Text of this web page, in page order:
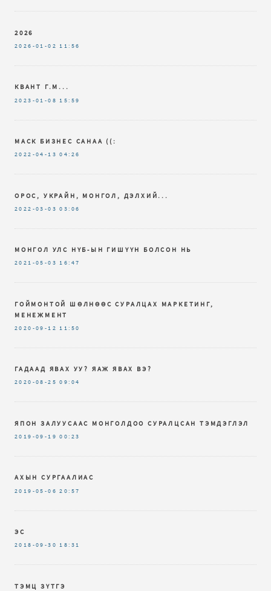
2026
2026-01-02 11:56
КВАНТ Г.М...
2023-01-08 15:59
МАСК БИЗНЕС САНАА ((:
2022-04-13 04:26
ОРОС, УКРАЙН, МОНГОЛ, ДЭЛХИЙ...
2022-03-03 03:06
МОНГОЛ УЛС НҮБ-ЫН ГИШҮҮН БОЛСОН НЬ
2021-05-03 16:47
ГОЙМОНТОЙ ШӨЛНӨӨС СУРАЛЦАХ МАРКЕТИНГ,
МЕНЕЖМЕНТ
2020-09-12 11:50
ГАДААД ЯВАХ УУ? ЯАЖ ЯВАХ ВЭ?
2020-08-25 09:04
ЯПОН ЗАЛУУСААС МОНГОЛДОО СУРАЛЦСАН ТЭМДЭГЛЭЛ
2019-09-19 00:23
АХЫН СУРГААЛИАС
2019-05-06 20:57
ЭС
2018-09-30 18:31
ТЭМЦ ЗҮТГЭ